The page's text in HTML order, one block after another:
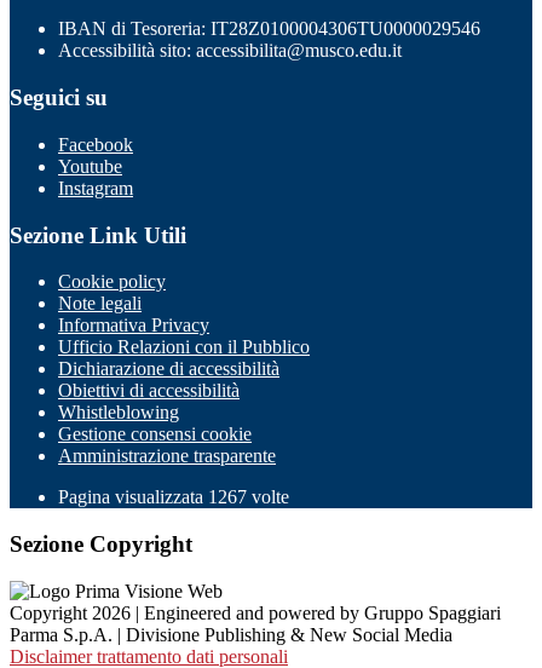
IBAN di Tesoreria: IT28Z0100004306TU0000029546
Accessibilità sito: accessibilita@musco.edu.it
Seguici su
Facebook
Youtube
Instagram
Sezione Link Utili
Cookie policy
Note legali
Informativa Privacy
Ufficio Relazioni con il Pubblico
Dichiarazione di accessibilità
Obiettivi di accessibilità
Whistleblowing
Gestione consensi cookie
Amministrazione trasparente
Pagina visualizzata 1267 volte
Sezione Copyright
Copyright 2026 | Engineered and powered by Gruppo Spaggiari
Parma S.p.A. | Divisione Publishing & New Social Media
Disclaimer trattamento dati personali